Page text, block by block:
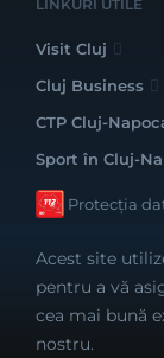
LINKURI UTILE
Visit Cluj
Cluj Business
CTP Cluj-
Sport în Cluj-
Protecția
Realizat
Acest site
pentru a vă
cea mai bună
nostru.